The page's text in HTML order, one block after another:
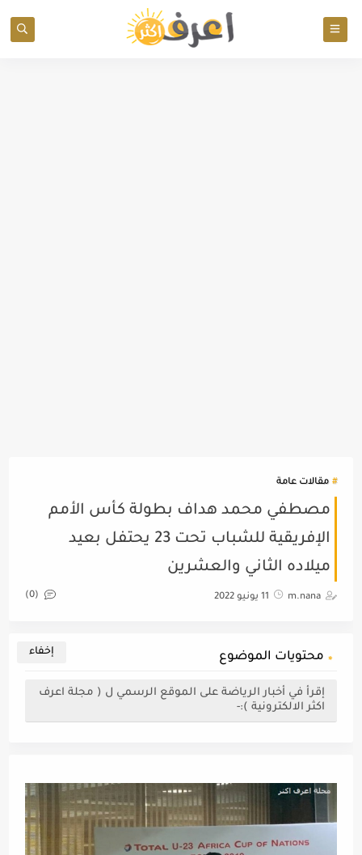
مقالات عامة
مصطفي محمد هداف بطولة كأس الأمم
الإفريقية للشباب تحت 23 يحتفل بعيد
ميلاده الثاني والعشرين
m.nana 11 يونيو 2022 (0)
محتويات الموضوع
إقرأ في أخبار الرياضة على الموقع الرسمي ل ( مجلة اعرف
اكثر الالكترونية ):-